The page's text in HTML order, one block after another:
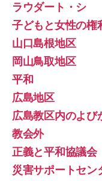
ラウダート・シ
子どもと女性の権
山口島根地区
岡山鳥取地区
平和
広島地区
広島教区内のよび
教会外
正義と平和協議会
災害サポートセン